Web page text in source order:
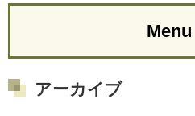
Menu
アーカイブ